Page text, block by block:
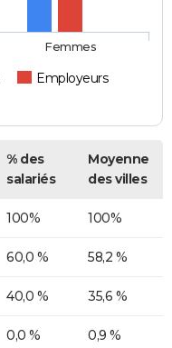
Employeurs
Femmes
% des
salariés
Moyenne
des villes
100% 100%
60,0 % 58,2 %
40,0 % 35,6 %
0,0 % 0,9 %